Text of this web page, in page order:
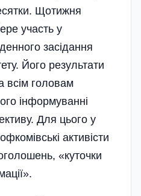
Щотижня
участь у
засідання
Його результати
всім головам
інформуванні
Для цього у
активісти
«куточки